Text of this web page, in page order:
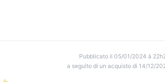
Pubblicato il 05/01/2024 à
a seguito di un acquisto di 14/12/